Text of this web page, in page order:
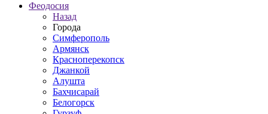
Феодосия
Назад
Города
Симферополь
Армянск
Красноперекопск
Джанкой
Алушта
Бахчисарай
Белогорск